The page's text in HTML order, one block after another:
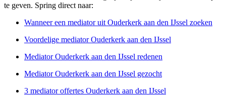
te geven. Spring direct naar:
Wanneer een mediator uit Ouderkerk aan den IJssel zoeken
Voordelige mediator Ouderkerk aan den IJssel
Mediator Ouderkerk aan den IJssel redenen
Mediator Ouderkerk aan den IJssel gezocht
3 mediator offertes Ouderkerk aan den IJssel